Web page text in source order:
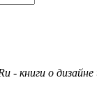
- книги о дизайне